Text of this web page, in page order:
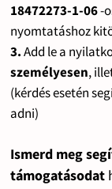
18472273-1-06-
nyomtatáshoz
3.Add le a
személyesen,
(kérdés esetén
adni)
Ismerd meg
támogatásodat